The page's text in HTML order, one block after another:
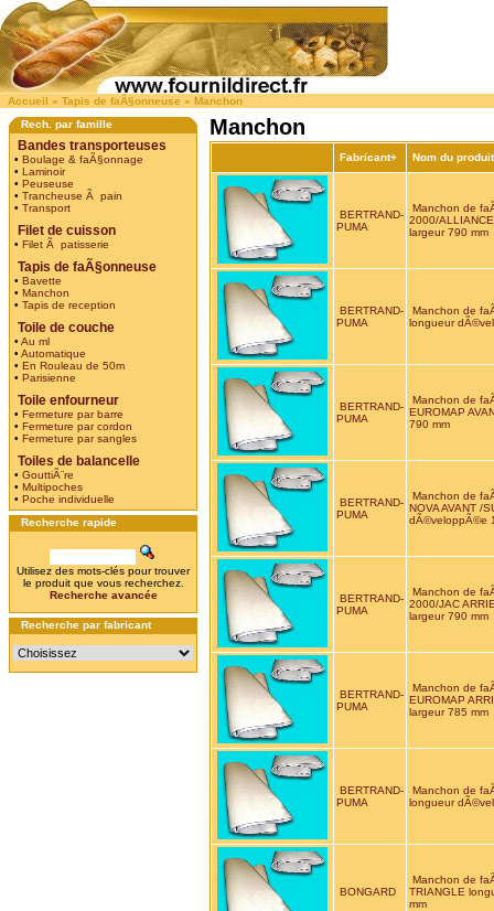
Accueil » Tapis de faÃ§onneuse » Manchon
Rech. par famille
Bandes transporteuses
• Boulage & faÃ§onnage
• Laminoir
• Peuseuse
• Trancheuse Ã pain
• Transport
Filet de cuisson
• Filet Ã patisserie
Tapis de faÃ§onneuse
• Bavette
• Manchon
• Tapis de reception
Toile de couche
• Au ml
• Automatique
• En Rouleau de 50m
• Parisienne
Toile enfourneur
• Fermeture par barre
• Fermeture par cordon
• Fermeture par sangles
Toiles de balancelle
• GouttiÃ¨re
• Multipoches
• Poche individuelle
Recherche rapide
Utilisez des mots-clés pour trouver
le produit que vous recherchez.
Recherche avancée
Recherche par fabricant
Manchon
Fabricant+ Nom du
BERTRAND-
PUMA
Manchon de
2000/
largeur 790 mm
BERTRAND-
PUMA
Manchon de
longueur
BERTRAND-
PUMA
Manchon de
EUROMAP
790 mm
BERTRAND-
PUMA
Manchon de
NOVA AVANT /
dÃ©veloppÃ©e
BERTRAND-
PUMA
Manchon de
2000/JAC
largeur 790 mm
BERTRAND-
PUMA
Manchon de
EUROMAP
largeur 785 mm
BERTRAND-
PUMA
Manchon de
longueur
BONGARD
Manchon de
TRIANGLE
mm